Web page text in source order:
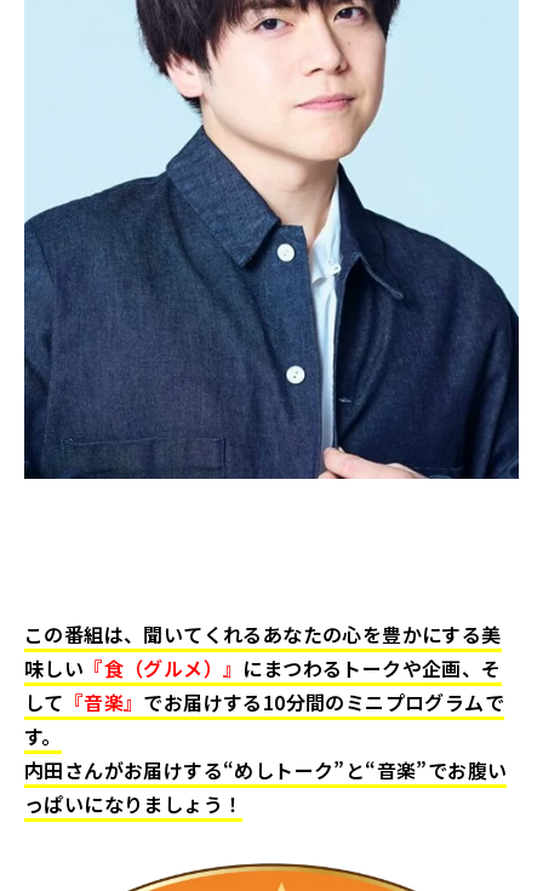
この番組は、聞いてくれるあなたの心を豊かにする美
味しい 『食（グルメ）』 にまつわるトークや企画、そ
して 『音楽』 でお届けする10分間のミニプログラムで
す。
内田さんがお届けする“めしトーク”と“音楽”でお腹い
っぱいになりましょう！